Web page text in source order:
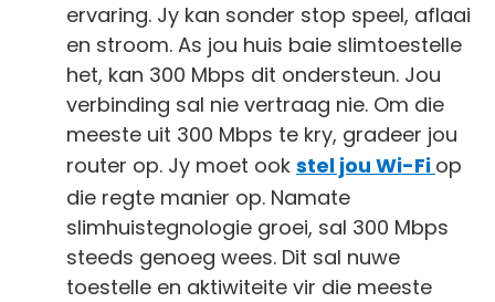
ervaring. Jy kan sonder stop speel, aflaai
en stroom. As jou huis baie slimtoestelle
het, kan 300 Mbps dit ondersteun. Jou
verbinding sal nie vertraag nie. Om die
meeste uit 300 Mbps te kry, gradeer jou
router op. Jy moet ook stel jou Wi-Fi op
die regte manier op. Namate
slimhuistegnologie groei, sal 300 Mbps
steeds genoeg wees. Dit sal nuwe
toestelle en aktiwiteite vir die meeste